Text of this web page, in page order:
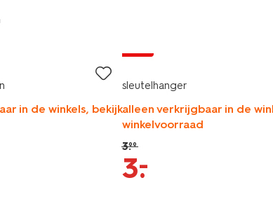
in de winkels, bekijk
sleutelhanger
alleen verkrijgbaar in de
winkelvoorraad
3.99
3.
–